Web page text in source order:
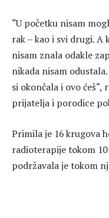
“U početku nisam
rak – kao i svi drugi. A
nisam znala odakle
nikada nisam
si okončala i ovo ćeš“,
prijatelja i porodice
Primila je 16 krugova
radioterapije tokom
podržavala je tokom